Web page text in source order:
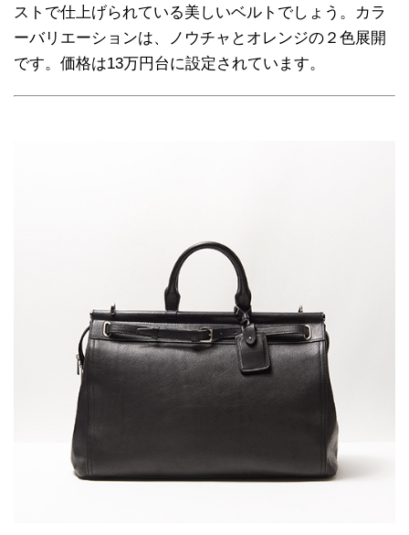
ストで仕上げられている美しいベルトでしょう。カラ
ーバリエーションは、ノウチャとオレンジの２色展開
です。価格は13万円台に設定されています。